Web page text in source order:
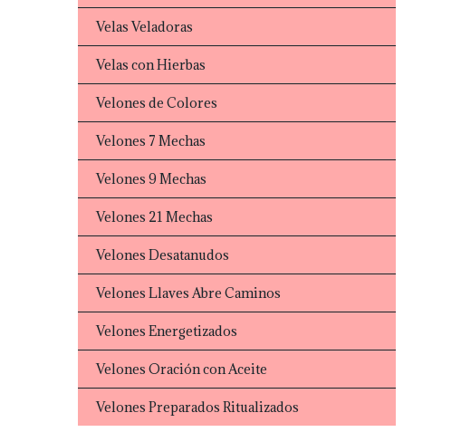
Velas Veladoras
Velas con Hierbas
Velones de Colores
Velones 7 Mechas
Velones 9 Mechas
Velones 21 Mechas
Velones Desatanudos
Velones Llaves Abre Caminos
Velones Energetizados
Velones Oración con Aceite
Velones Preparados Ritualizados